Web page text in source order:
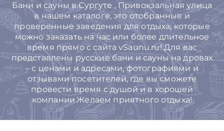
Бани и сауны в Сургуте , Привокзальная улица
в нашем каталоге, это отобранные и
проверенные заведения для отдыха, которые
можно заказать на час или более длительное
время прямо с сайта vSaunu.ru! Для вас
представлены русские бани и сауны на дровах
– с ценами и адресами, фотографиями и
отзывами посетителей, где вы сможете
провести время с душой и в хорошей
компании.Желаем приятного отдыха!